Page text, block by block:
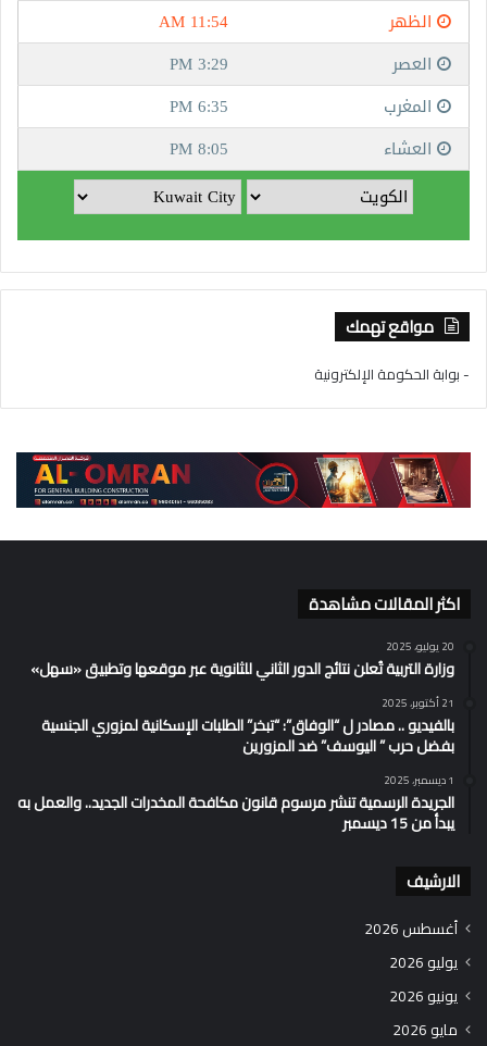
مواقع تهمك
- بوابة الحكومة الإلكترونية
اكثر المقالات مشاهدة
20 يوليو، 2025
وزارة التربية تُعلن نتائج الدور الثاني للثانوية عبر موقعها وتطبيق «سهل»
21 أكتوبر، 2025
بالفيديو .. مصادر ل “الوفاق”: “تبخر” الطلبات الإسكانية لمزوري الجنسية
بفضل حرب ” اليوسف” ضد المزورين
1 ديسمبر، 2025
الجريدة الرسمية تنشر مرسوم قانون مكافحة المخدرات الجديد.. والعمل به
يبدأ من 15 ديسمبر
الارشيف
أغسطس 2026
يوليو 2026
يونيو 2026
مايو 2026